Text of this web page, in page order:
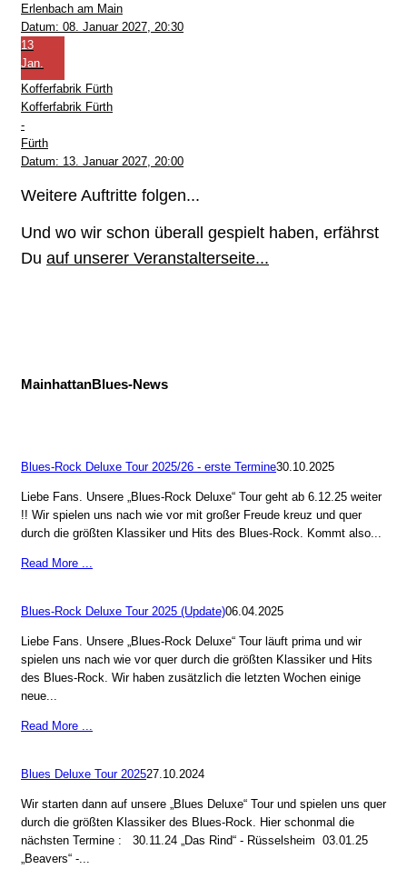
Erlenbach am Main
Datum: 08. Januar 2027, 20:30
13
Jan.
Kofferfabrik Fürth
Kofferfabrik Fürth
-
Fürth
Datum: 13. Januar 2027, 20:00
Weitere Auftritte folgen...
Und wo wir schon überall gespielt haben, erfährst
Du auf unserer Veranstalterseite...
MainhattanBlues-News
Blues-Rock Deluxe Tour 2025/26 - erste Termine30.10.2025
Liebe Fans. Unsere „Blues-Rock Deluxe“ Tour geht ab 6.12.25 weiter
!! Wir spielen uns nach wie vor mit großer Freude kreuz und quer
durch die größten Klassiker und Hits des Blues-Rock. Kommt also...
Read More ...
Blues-Rock Deluxe Tour 2025 (Update)06.04.2025
Liebe Fans. Unsere „Blues-Rock Deluxe“ Tour läuft prima und wir
spielen uns nach wie vor quer durch die größten Klassiker und Hits
des Blues-Rock. Wir haben zusätzlich die letzten Wochen einige
neue...
Read More ...
Blues Deluxe Tour 202527.10.2024
Wir starten dann auf unsere „Blues Deluxe“ Tour und spielen uns quer
durch die größten Klassiker des Blues-Rock. Hier schonmal die
nächsten Termine : 30.11.24 „Das Rind“ - Rüsselsheim 03.01.25
„Beavers“ -...